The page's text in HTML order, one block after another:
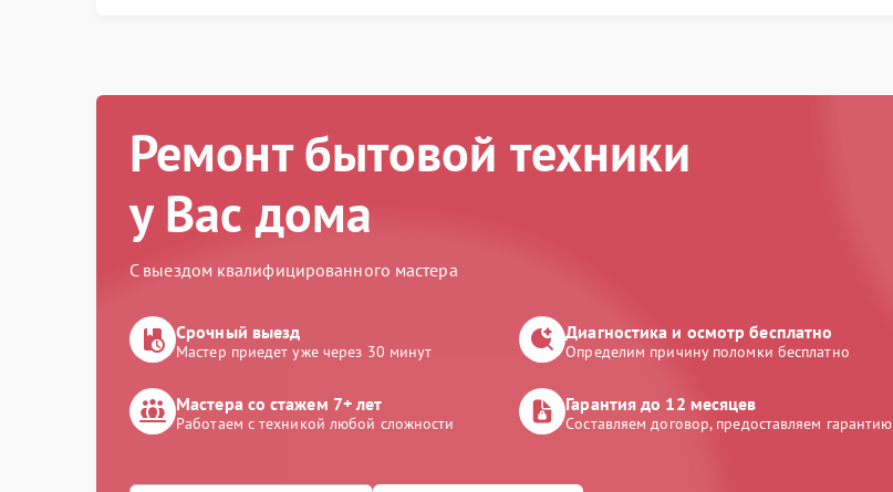
Ремонт бытовой техники
у Вас дома
С выездом квалифицированного мастера
Срочный выезд
Мастер приедет уже через 30 минут
Диагностика и осмотр бесплатно
Определим причину поломки бесплатно
Мастера со стажем 7+ лет
Работаем с техникой любой сложности
Гарантия до 12 месяцев
Составляем договор, предоставляем гарантию